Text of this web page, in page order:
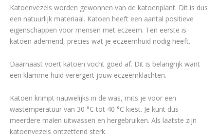
Katoenvezels worden gewonnen van de katoenplant. Dit is dus
een natuurlijk materiaal. Katoen heeft een aantal positieve
eigenschappen voor mensen met eczeem. Ten eerste is
katoen ademend, precies wat je eczeemhuid nodig heeft.
Daarnaast voert katoen vocht goed af. Dit is belangrijk want
een klamme huid verergert jouw eczeemklachten.
Katoen krimpt nauwelijks in de was, mits je voor een
wastemperatuur van 30 °C tot 40 °C kiest. Je kunt dus
meerdere malen uitwassen en hergebruiken. Als laatste zijn
katoenvezels ontzettend sterk.